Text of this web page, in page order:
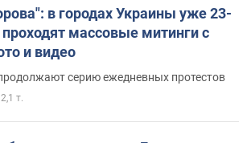
в городах Украины уже 23-
массовые митинги с
и видео
серию ежедневных протестов
2,1 т.